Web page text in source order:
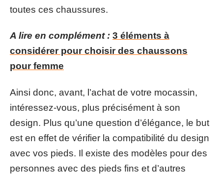
toutes ces chaussures.
A lire en complément : 3 éléments à
considérer pour choisir des chaussons
pour femme
Ainsi donc, avant, l’achat de votre mocassin,
intéressez-vous, plus précisément à son
design. Plus qu’une question d’élégance, le but
est en effet de vérifier la compatibilité du design
avec vos pieds. Il existe des modèles pour des
personnes avec des pieds fins et d’autres